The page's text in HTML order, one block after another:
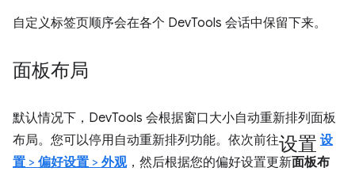
自定义标签页顺序会在各个 DevTools 会话中保留下来。
面板布局
默认情况下，DevTools 会根据窗口大小自动重新排列面板
布局。您可以停用自动重新排列功能。依次前往设置 设
置 > 偏好设置 > 外观，然后根据您的偏好设置更新面板布